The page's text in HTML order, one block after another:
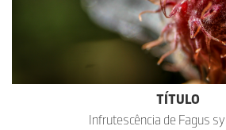
TÍTULO
Infrutescência de Fagus